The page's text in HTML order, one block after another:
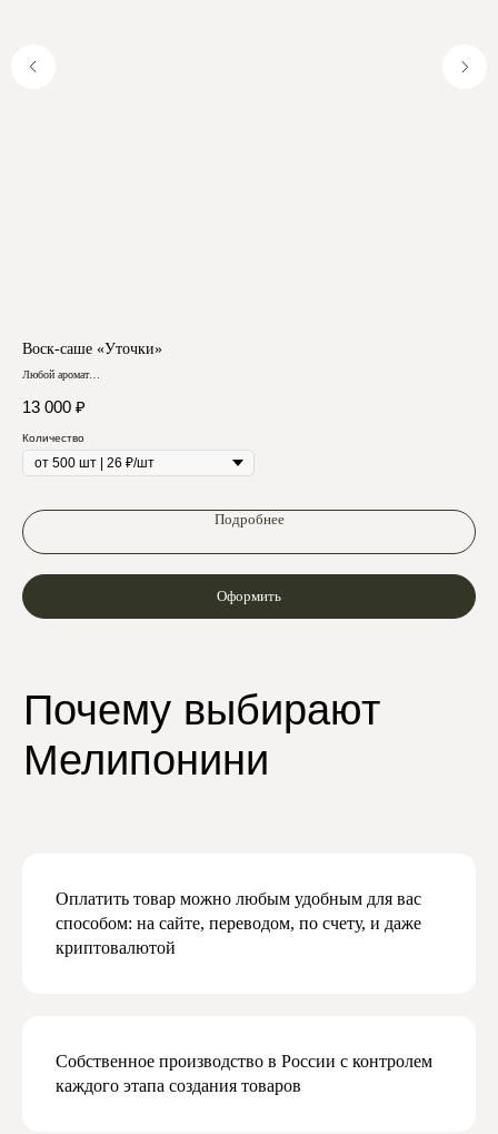
Воск-саше «Уточки»
Любой аромат
Заказ от 500 шт.
13 000 ₽
Количество
Подробнее
Оформить
Оплатить товар можно любым удобным для вас
способом: на сайте, переводом, по счету, и даже
криптовалютой
Собственное производство в России с контролем
каждого этапа создания товаров
Отзывы
Подпишитесь
о скидках и новинках
Даю согласие на обработку персональных
Подписаться